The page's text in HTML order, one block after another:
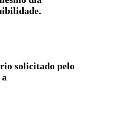
solicitado pelo